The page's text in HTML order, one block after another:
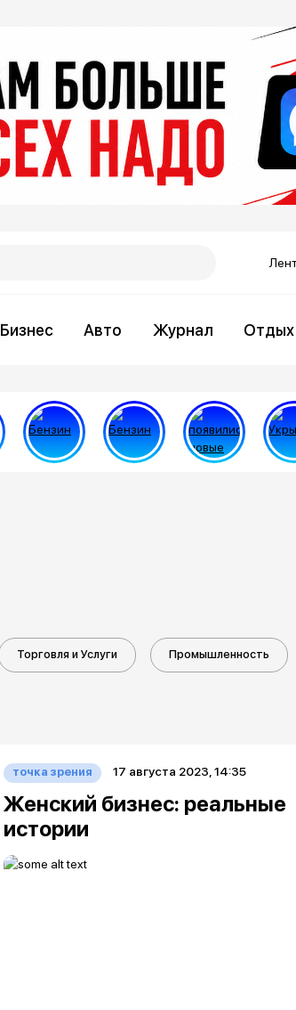
Бизнес Авто Журнал Отдых
Торговля и Услуги Промышленность
точка зрения 17 августа 2023, 14:35
Женский бизнес: реальные
истории